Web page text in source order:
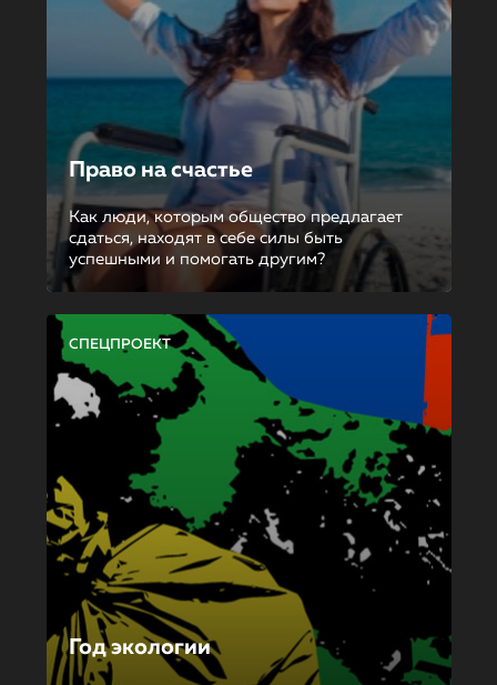
Право на счастье
Как люди, которым общество предлагает
сдаться, находят в себе силы быть
успешными и помогать другим?
СПЕЦПРОЕКТ
Год экологии